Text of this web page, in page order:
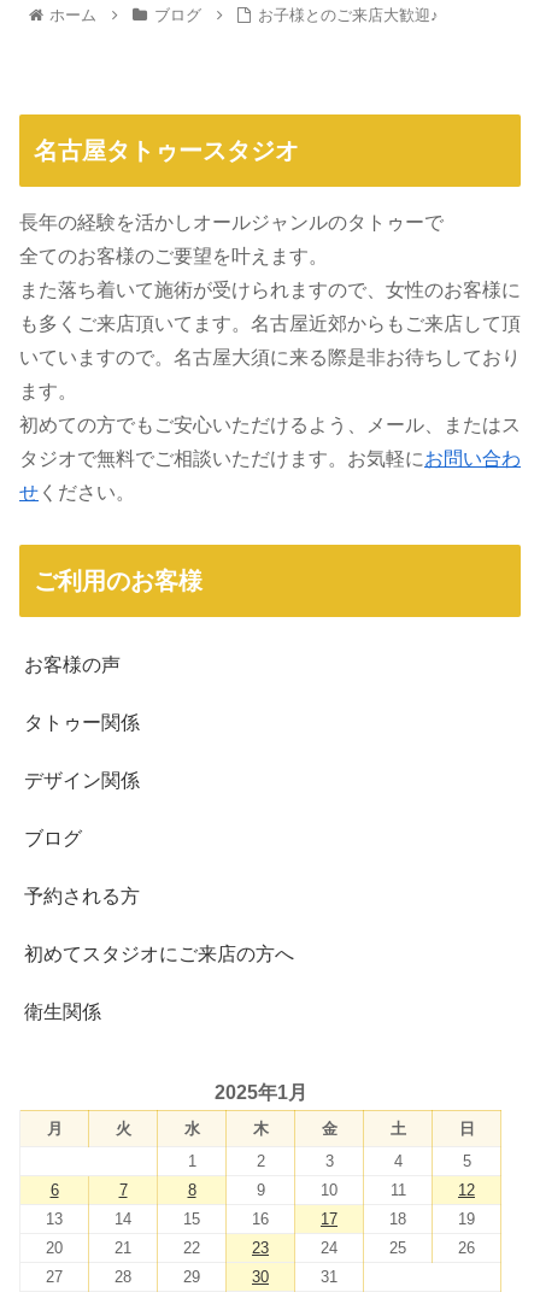
ホーム ブログ お子様とのご来店大歓迎♪
名古屋タトゥースタジオ
長年の経験を活かしオールジャンルのタトゥーで
全てのお客様のご要望を叶えます。
また落ち着いて施術が受けられますので、女性のお客様に
も多くご来店頂いてます。名古屋近郊からもご来店して頂
いていますので。名古屋大須に来る際是非お待ちしており
ます。
初めての方でもご安心いただけるよう、メール、またはス
タジオで無料でご相談いただけます。お気軽にお問い合わ
せ ください。
ご利用のお客様
お客様の声
タトゥー関係
デザイン関係
ブログ
予約される方
初めてスタジオにご来店の方へ
衛生関係
2025年1月
月 火 水 木 金 土
日
1
2 3 4
5
6
7 8 9 10 11
12
13
14 15 16 17 18
19
20
21 22 23 24 25
26
27
28 29 30 31